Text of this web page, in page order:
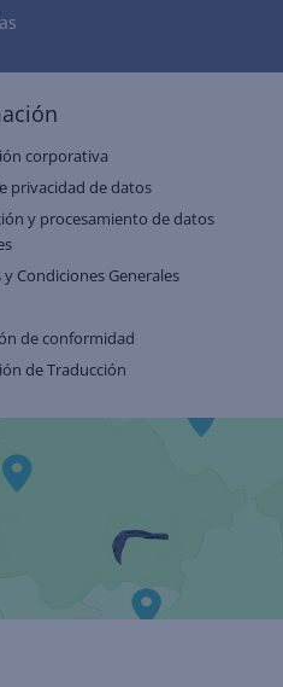
corporativa
privacidad de datos
y procesamiento de datos
Condiciones Generales
de conformidad
de Traducción